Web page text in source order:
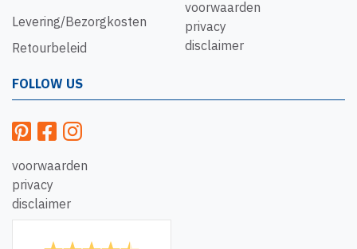
Levering/Bezorgkosten
Retourbeleid
voorwaarden
privacy
disclaimer
FOLLOW US
voorwaarden
privacy
disclaimer